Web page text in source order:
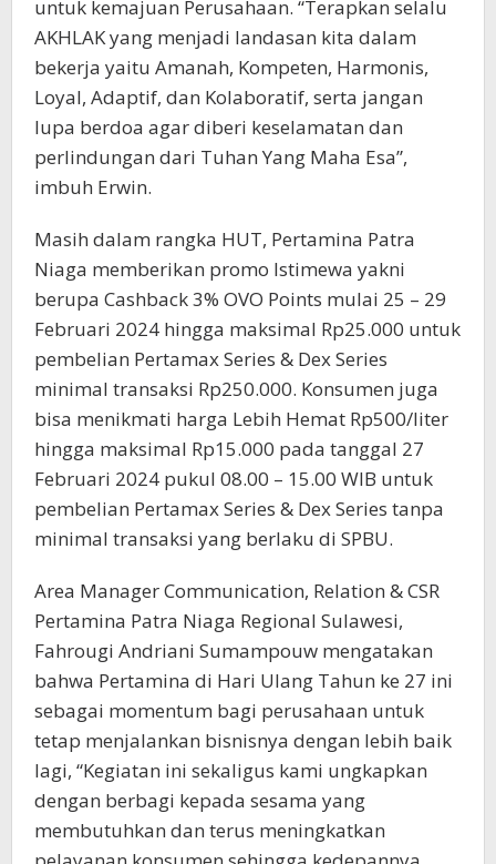
untuk kemajuan Perusahaan. “Terapkan selalu
AKHLAK yang menjadi landasan kita dalam
bekerja yaitu Amanah, Kompeten, Harmonis,
Loyal, Adaptif, dan Kolaboratif, serta jangan
lupa berdoa agar diberi keselamatan dan
perlindungan dari Tuhan Yang Maha Esa”,
imbuh Erwin.
Masih dalam rangka HUT, Pertamina Patra
Niaga memberikan promo Istimewa yakni
berupa Cashback 3% OVO Points mulai 25 – 29
Februari 2024 hingga maksimal Rp25.000 untuk
pembelian Pertamax Series & Dex Series
minimal transaksi Rp250.000. Konsumen juga
bisa menikmati harga Lebih Hemat Rp500/liter
hingga maksimal Rp15.000 pada tanggal 27
Februari 2024 pukul 08.00 – 15.00 WIB untuk
pembelian Pertamax Series & Dex Series tanpa
minimal transaksi yang berlaku di SPBU.
Area Manager Communication, Relation & CSR
Pertamina Patra Niaga Regional Sulawesi,
Fahrougi Andriani Sumampouw mengatakan
bahwa Pertamina di Hari Ulang Tahun ke 27 ini
sebagai momentum bagi perusahaan untuk
tetap menjalankan bisnisnya dengan lebih baik
lagi, “Kegiatan ini sekaligus kami ungkapkan
dengan berbagi kepada sesama yang
membutuhkan dan terus meningkatkan